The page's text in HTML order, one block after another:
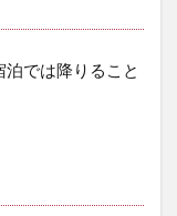
では降りること